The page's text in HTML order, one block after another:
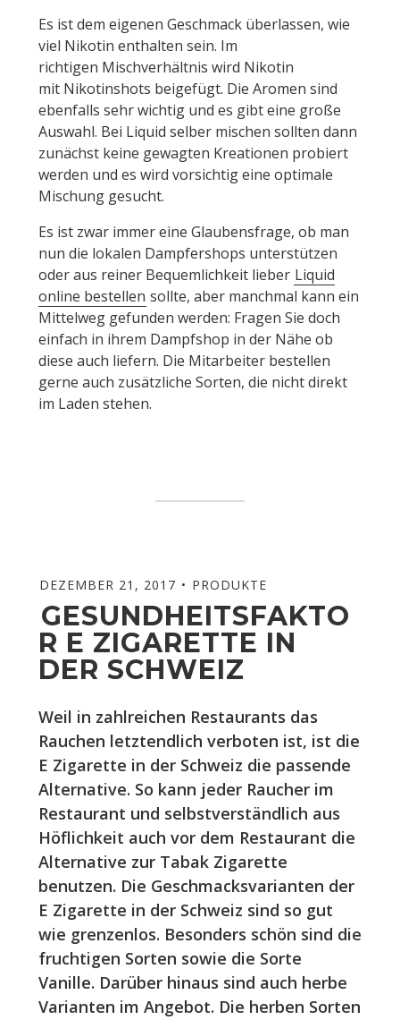
Es ist dem eigenen Geschmack überlassen, wie
viel Nikotin enthalten sein. Im
richtigen Mischverhältnis wird Nikotin
mit Nikotinshots beigefügt. Die Aromen sind
ebenfalls sehr wichtig und es gibt eine große
Auswahl. Bei Liquid selber mischen sollten dann
zunächst keine gewagten Kreationen probiert
werden und es wird vorsichtig eine optimale
Mischung gesucht.
Es ist zwar immer eine Glaubensfrage, ob man
nun die lokalen Dampfershops unterstützen
oder aus reiner Bequemlichkeit lieber Liquid
online bestellen sollte, aber manchmal kann ein
Mittelweg gefunden werden: Fragen Sie doch
einfach in ihrem Dampfshop in der Nähe ob
diese auch liefern. Die Mitarbeiter bestellen
gerne auch zusätzliche Sorten, die nicht direkt
im Laden stehen.
DEZEMBER 21, 2017 PRODUKTE
GESUNDHEITSFAKTO
R E ZIGARETTE IN
DER SCHWEIZ
Weil in zahlreichen Restaurants das
Rauchen letztendlich verboten ist, ist die
E Zigarette in der Schweiz die passende
Alternative. So kann jeder Raucher im
Restaurant und selbstverständlich aus
Höflichkeit auch vor dem Restaurant die
Alternative zur Tabak Zigarette
benutzen. Die Geschmacksvarianten der
E Zigarette in der Schweiz sind so gut
wie grenzenlos. Besonders schön sind die
fruchtigen Sorten sowie die Sorte
Vanille. Darüber hinaus sind auch herbe
Varianten im Angebot. Die herben Sorten